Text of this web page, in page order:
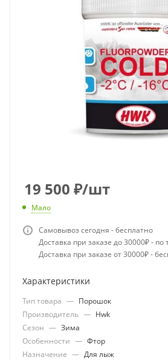
19 500 ₽/шт
Мало
Самовывоз сегодня - бесплатно
Доставка при заказе до 30000₽ -
Доставка при заказе от 30000₽ -
Характеристики
Тип товара — Порошок
Производитель — Hwk
Сезон — Зима
Особенности — Фтор
Назначение — Для лыж